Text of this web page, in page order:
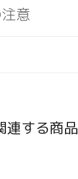
意
連する商品